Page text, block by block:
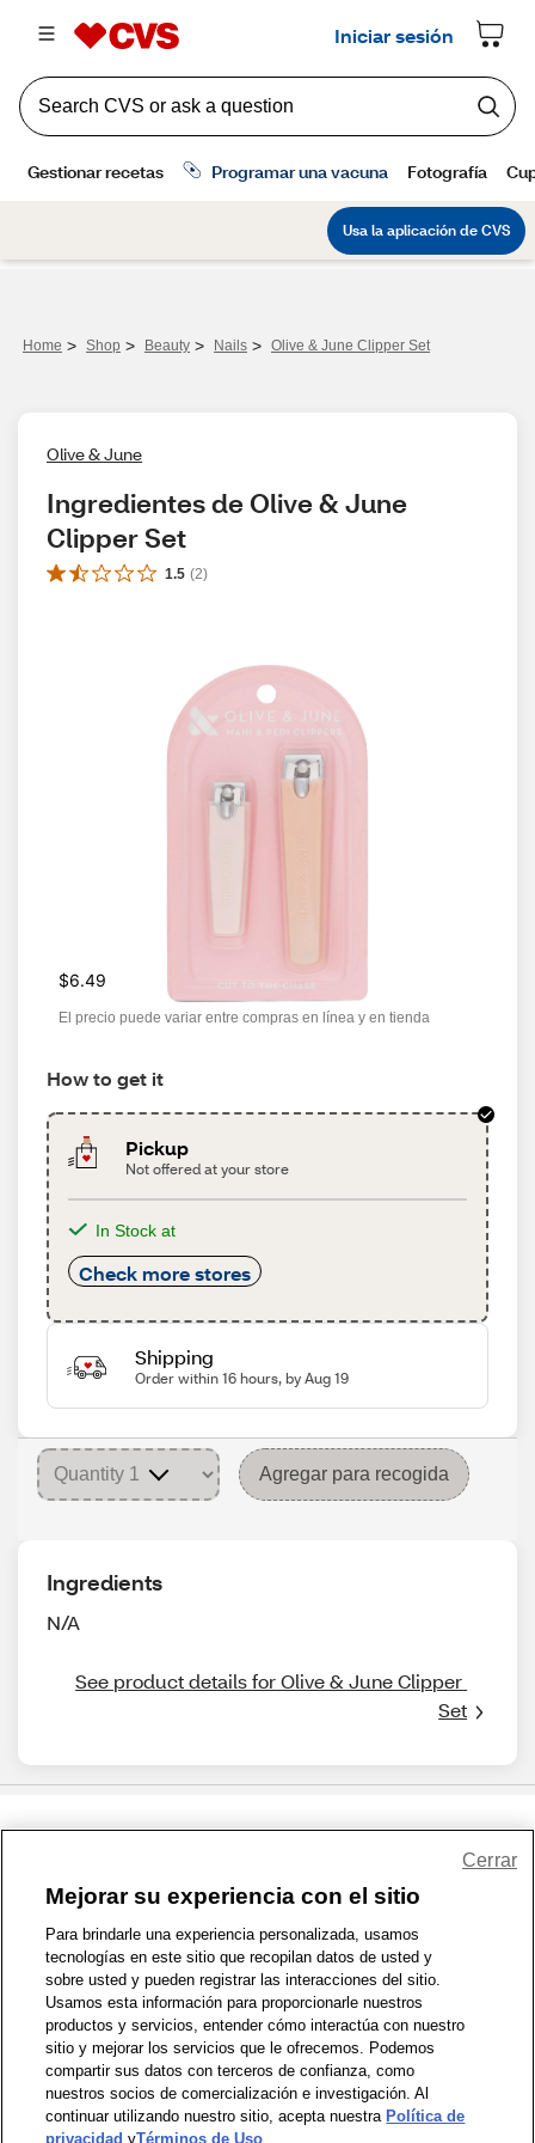
Home > Shop > Beauty > Nails > Olive & June Clipper Set
Olive & June
Ingredientes de Olive & June
Clipper Set
1.5 (2)
$6.49
El precio puede variar entre compras en línea y en tienda
How to get it
Pickup
Not offered at your store
In Stock at
Check more stores
Shipping
Order within 16 hours, by Aug 19
Agregar para recogida
Ingredients
N/A
See product details for Olive & June Clipper
Set
1-800-679-9691 | Contáctenos | Términos de Uso | Accesibilidad
Política de Privacidad | WA Privacy Policy | Mapa del sitio
Zona de Bienestar | © 1999 - 2026 CVS.com
Mejorar su experiencia con el sitio
Para brindarle una experiencia personalizada, usamos
tecnologías en este sitio que recopilan datos de usted y
sobre usted y pueden registrar las interacciones del sitio.
Usamos esta información para proporcionarle nuestros
productos y servicios, entender cómo interactúa con nuestro
sitio y mejorar los servicios que le ofrecemos. Podemos
compartir sus datos con terceros de confianza, como
nuestros socios de comercialización e investigación. Al
continuar utilizando nuestro sitio, acepta nuestra Política de
privacidad yTérminos de Uso
Cerrar